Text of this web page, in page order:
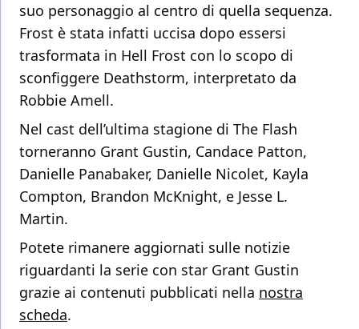
suo personaggio al centro di quella sequenza.
Frost è stata infatti uccisa dopo essersi
trasformata in Hell Frost con lo scopo di
sconfiggere Deathstorm, interpretato da
Robbie Amell.
Nel cast dell’ultima stagione di The Flash
torneranno Grant Gustin, Candace Patton,
Danielle Panabaker, Danielle Nicolet, Kayla
Compton, Brandon McKnight, e Jesse L.
Martin.
Potete rimanere aggiornati sulle notizie
riguardanti la serie con star Grant Gustin
grazie ai contenuti pubblicati nella nostra
scheda.